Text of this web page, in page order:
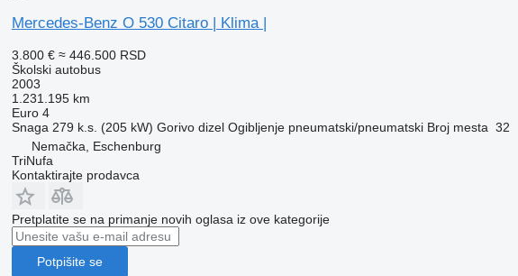
Mercedes-Benz O 530 Citaro | Klima |
3.800 € ≈ 446.500 RSD
Školski autobus
2003
1.231.195 km
Euro 4
Snaga 279 k.s. (205 kW) Gorivo dizel Ogibljenje pneumatski/pneumatski Broj mesta 32
Nemačka, Eschenburg
TriNufa
Kontaktirajte prodavca
Pretplatite se na primanje novih oglasa iz ove kategorije
Potpišite se